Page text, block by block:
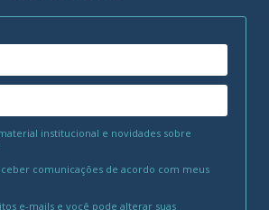
institucional e novidades sobre
comunicações de acordo com meus
e-mails e você pode alterar suas